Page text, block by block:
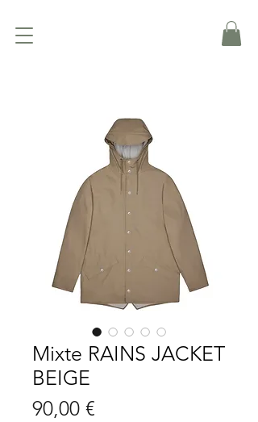
Mixte RAINS JACKET
BEIGE
90,00 €